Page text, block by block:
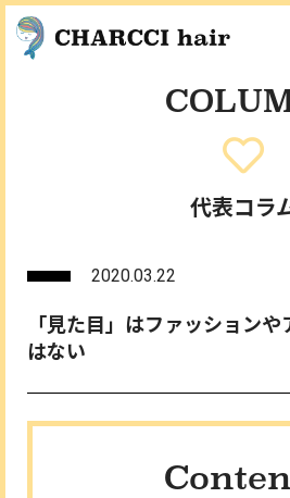
代表コラ
2020.03.22
「見た目」はファッション
はない